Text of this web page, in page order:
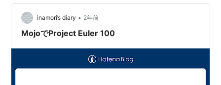
ン』より、今夜はこちら…… 第２クール以降の戦闘シー
ンにはほぼ必ずと言って良いほど選曲され マシンマンの
颯爽たる活躍を彩った大傑作挿入歌をご紹介。 いわゆる
inamori’s diary • 2年前
MojoでProject Euler 100